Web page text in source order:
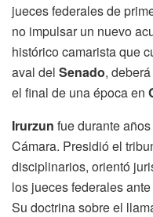
jueces federales de
no impulsar un nuevo
histórico camarista que
aval del Senado,
el final de una época en
Irurzun fue durante
Cámara. Presidió el
disciplinarios, orientó
los jueces federales
Su doctrina sobre el